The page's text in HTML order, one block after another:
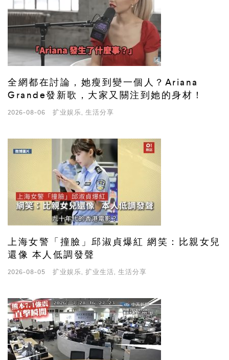
全網都在討論，她瘦到變一個人？Ariana
Grande發新歌，大家又關注到她的身材！
2026-08-06 扩业娱乐, 生活分享
上海女警「撞臉」邱淑貞爆紅 網笑：比親女兒
還像 本人低調發聲
2026-08-05 扩业娱乐, 扩业生活, 生活分享